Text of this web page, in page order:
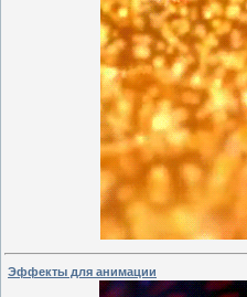
Эффекты для анимации